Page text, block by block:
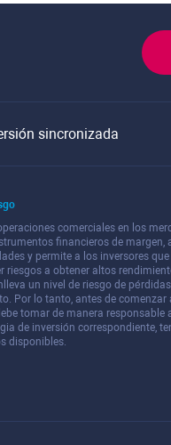
sincronizada
comerciales en los
financieros de margen,
y permite a los inversores que
riesgos a obtener altos
un nivel de riesgo de pérdidas
Por lo tanto, antes de comenzar
tomar de manera responsable
de inversión correspondiente,
disponibles.